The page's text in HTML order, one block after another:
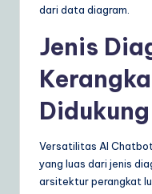
dari data diagram.
Jenis
Didukung
Versatilitas AI
yang luas dari jenis
arsitektur perangkat